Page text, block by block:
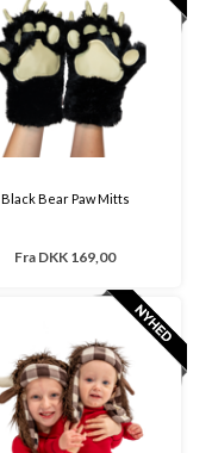
Black Bear Paw Mitts
Fra DKK 169,00